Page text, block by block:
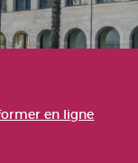
en ligne